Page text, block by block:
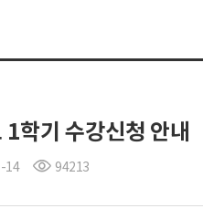
학기 수강신청 안내
14 94213